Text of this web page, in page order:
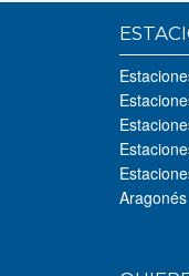
Aragonés